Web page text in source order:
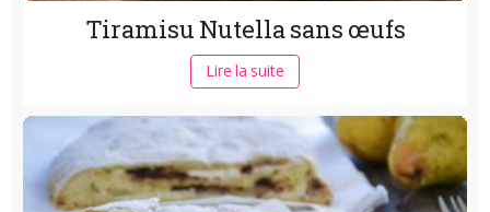
Tiramisu Nutella sans œufs
Lire la suite